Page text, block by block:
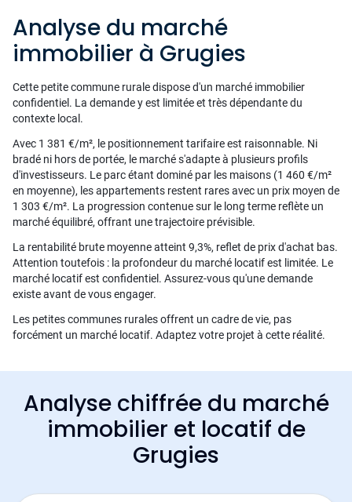
Analyse du marché
immobilier à Grugies
Cette petite commune rurale dispose d'un marché immobilier
confidentiel. La demande y est limitée et très dépendante du
contexte local.
Avec 1 381 €/m², le positionnement tarifaire est raisonnable. Ni
bradé ni hors de portée, le marché s'adapte à plusieurs profils
d'investisseurs. Le parc étant dominé par les maisons (1 460 €/m²
en moyenne), les appartements restent rares avec un prix moyen de
1 303 €/m². La progression contenue sur le long terme reflète un
marché équilibré, offrant une trajectoire prévisible.
La rentabilité brute moyenne atteint 9,3%, reflet de prix d'achat bas.
Attention toutefois : la profondeur du marché locatif est limitée. Le
marché locatif est confidentiel. Assurez-vous qu'une demande
existe avant de vous engager.
Les petites communes rurales offrent un cadre de vie, pas
forcément un marché locatif. Adaptez votre projet à cette réalité.
Analyse chiffrée du marché
immobilier et locatif de
Grugies